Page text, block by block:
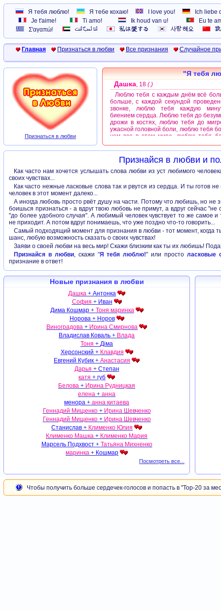
Я тебя люблю! Я тебе кохаю! I love you!
Ich liebe
Je t'aime!
Ti amo! Ik houd van u!
Eu te
Σ'αγαπώ!
Главная Признаться в любви Все признания Случайное
Признаться в любви
"Я тебя
Дашка, 18 (.)
Люблю тебя с каждым днём всё
больше, с каждой секундой
звонке, люблю тебя каждую
биением сердца. Люблю тебя до
дрожи в костях, люблю тебя до
ужасной головной боли, люблю тебя
чем все в этом мире, люблю тебя
другой не полюбит, люблю до слез
люблю аж до царапин, люблю твой
люблю твой смех, люблю твой взгляд,
твой юмор, люблю тебя сильнее
видела в этом мире, хочу быть с
находиться рядом, хочу видеть
ощущать. Хочу поддерживать, хочу
до утра, хочу играть целыми
написывать, хочу названивать, хочу
быть с тобой. Каждую секунду,
минуту своей жизни, с каждым
выдохом, с ним моя любовь к тебе,
в самом главном как кровь, как важный
без которого никак. Как собственный
безопасность в округе, как солнце
путешествия, приятные
фонари вечером, как прохладный
теплая постель в зиму, как любовь как
как моя жизнь.
Признайся в любви и
Как часто нам хочется услышать слова любви из уст любимого
своих чувствах...
Как часто нежные ласковые слова так и рвутся из сердца. И ты готов
человек в этот момент далеко...
А иногда любовь просто рвёт душу на части. Потому что любишь, но
боишься признаться - а вдруг твою любовь не примут, а вдруг сейчас
"до более удобного случая". А любимый человек чувствует то же самое
не приходит. А потом вдруг понимаешь, что уже поздно что-то говорить...
Самый подходящий момент для признания в любви - тот момент, когда
шанс, любую возможность сказать о своих чувствах!
Заяви о своей любви на весь мир! Скажи близким как ты их любишь!
Признайся в любви, скажи "Я тебя люблю!" или просто ласковые
признание в ответ!
Новые признания в любви
Дашка + Антонка
София + Иван
Дима Кошмар+ Тоня маринка
Норова+ Норов
Виноградова + Ирина Смирнова
Владислав Коваль + Влада
Тоня + Діма
Херсонский + Клавдия
Евгений Кубик + Анастасия
Дарья + Степан
катя + губ
Белова + Ирина Рудницкая
елена + анна
менора + анна китаева
Геннадий Мищенко+ Ирина Шевченко
Геннадий Мищенко+ Ирина Шевченко
Станислав + Клименко Юлия
Клименко Машка + Клименко Мария
Марсель Подхвост+ Татьяна Михненко
маринка + Кошмар
Посмотреть все...
Чтобы получить больше сердечек-голосов и попасть в "Тор-20 за